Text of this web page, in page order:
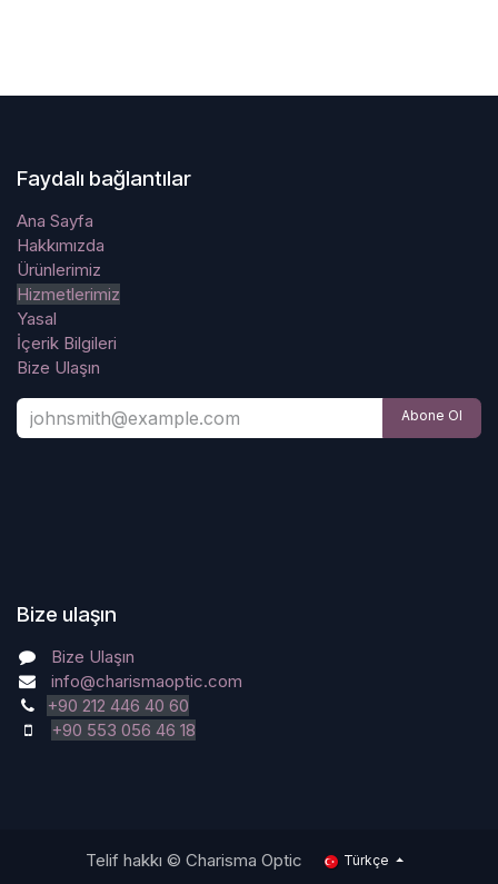
Faydalı bağlantılar
Ana Sayfa
Hakkımızda
Ürünlerimiz
Hizmetlerimiz
Yasal
İçerik Bilgileri
Bize Ulaşın
Abone Ol
Bize ulaşın
Bize Ulaşın
info@charismaoptic.com
+90 212 446 40 60
+90 553 056 46 18
Telif hakkı © Charisma Optic Türkçe